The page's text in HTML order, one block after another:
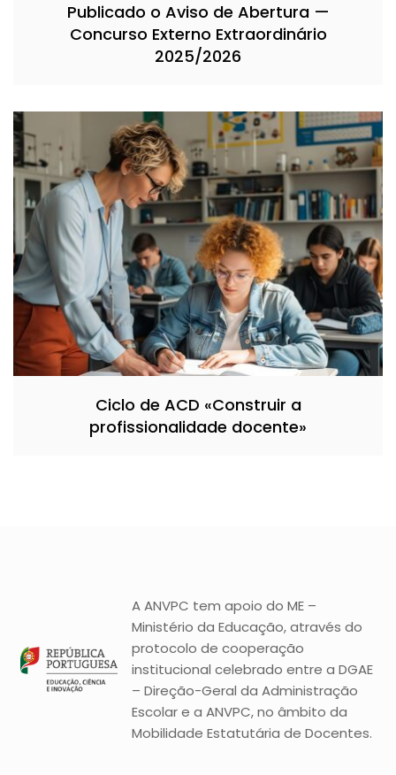
Publicado o Aviso de Abertura —
Concurso Externo Extraordinário
2025/2026
Ciclo de ACD «Construir a
profissionalidade docente»
A ANVPC tem apoio do ME –
Ministério da Educação, através do
protocolo de cooperação
institucional celebrado entre a DGAE
– Direção-Geral da Administração
Escolar e a ANVPC, no âmbito da
Mobilidade Estatutária de Docentes.